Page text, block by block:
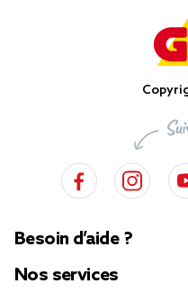
Besoin d’aide ?
Nos services